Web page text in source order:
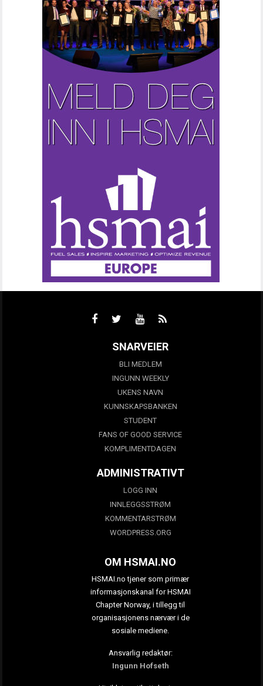
SNARVEIER
BLI MEDLEM
INGUNN WEEKLY
UKENS NAVN
KUNNSKAPSBANKEN
STUDENT
FANS OF GOOD SERVICE
KOMPLIMENTDAGEN
ADMINISTRATIVT
LOGG INN
INNLEGGSSTRØM
KOMMENTARSTRØM
WORDPRESS.ORG
OM HSMAI.NO
HSMAI.no tjener som primær
informasjonskanal for HSMAI
Chapter Norway, i tillegg til
organisasjonens nærvær i de
sosiale mediene.
Ansvarlig redaktør:
Ingunn Hofseth